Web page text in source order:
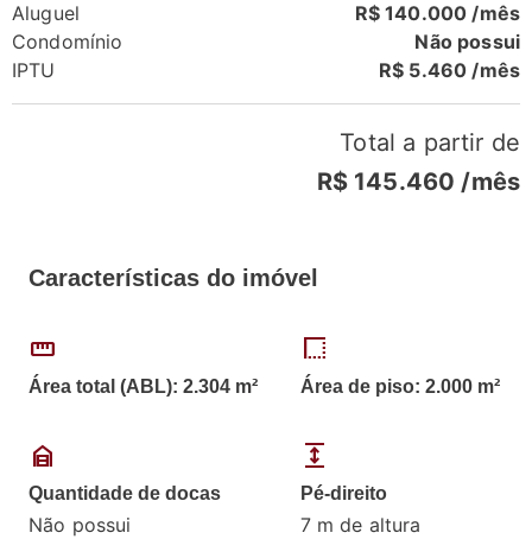
Aluguel
R$ 140.000 /mês
Condomínio
Não possui
IPTU
R$ 5.460 /mês
Total a partir de
R$ 145.460 /mês
Características do imóvel
straighten
Área total (ABL): 2.304 m²
border_style
Área de piso: 2.000 m²
garage_home
Quantidade de docas
Não possui
expand
Pé-direito
7 m de altura